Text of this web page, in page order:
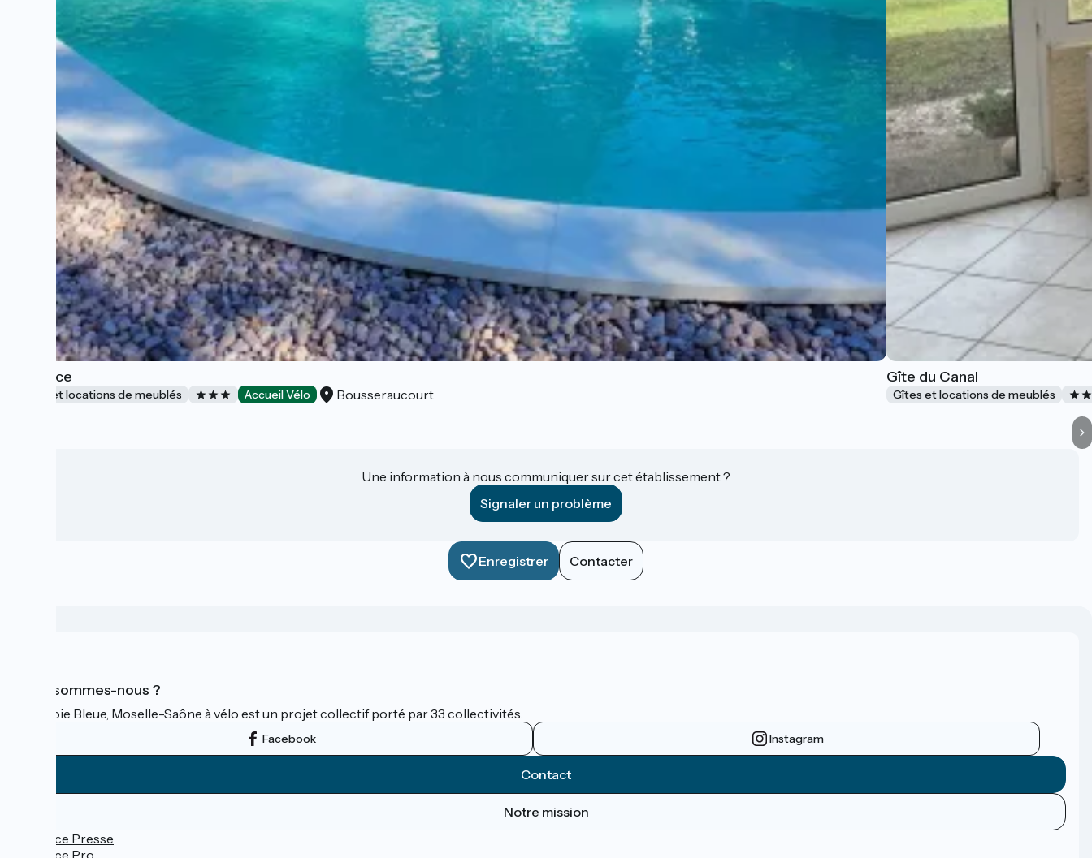
L'espace
Gîtes et locations de meublés Accueil Vélo Bousseraucourt
Gîte du Canal
Gîtes et locations de meublés
Une information à nous communiquer sur cet établissement ?
Signaler un problème
Enregistrer Contacter
Qui sommes-nous ?
La Voie Bleue, Moselle-Saône à vélo est un projet collectif porté par 33 collectivités.
Facebook Instagram
Contact
Notre mission
Espace Presse
Espace Pro